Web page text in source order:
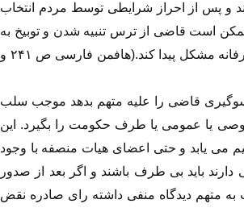
و پس از احراز شرایطی توسط مردم انتخاب
است قاضی از ترس تنبیه شدن و توبیخ به
خاطر تصمیماتی که مردم پسند نیست در داوری بی طرفانه مشکل پیدا کند.(هافمن فارسی ص ۲۴۱ و
سوگیری قاضی را علیه متهم بدهد موجب سلب
یا عمومی یا طرف حکومت را بگیرد. این
می یابد و حتی اعضای هیات منصفه با وجود
باید بی طرف باشند و اگر بعد از صدور
متهم دیدگاه منفی داشته رای صادره نقض